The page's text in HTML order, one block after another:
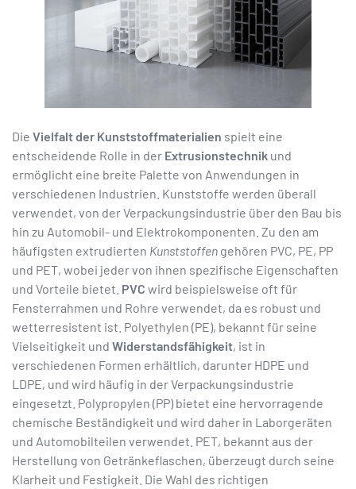
Die Vielfalt der Kunststoffmaterialien spielt eine
entscheidende Rolle in der Extrusionstechnik und
ermöglicht eine breite Palette von Anwendungen in
verschiedenen Industrien. Kunststoffe werden überall
verwendet, von der Verpackungsindustrie über den Bau bis
hin zu Automobil- und Elektrokomponenten. Zu den am
häufigsten extrudierten Kunststoffen gehören PVC, PE, PP
und PET, wobei jeder von ihnen spezifische Eigenschaften
und Vorteile bietet. PVC wird beispielsweise oft für
Fensterrahmen und Rohre verwendet, da es robust und
wetterresistent ist. Polyethylen (PE), bekannt für seine
Vielseitigkeit und Widerstandsfähigkeit, ist in
verschiedenen Formen erhältlich, darunter HDPE und
LDPE, und wird häufig in der Verpackungsindustrie
eingesetzt. Polypropylen (PP) bietet eine hervorragende
chemische Beständigkeit und wird daher in Laborgeräten
und Automobilteilen verwendet. PET, bekannt aus der
Herstellung von Getränkeflaschen, überzeugt durch seine
Klarheit und Festigkeit. Die Wahl des richtigen